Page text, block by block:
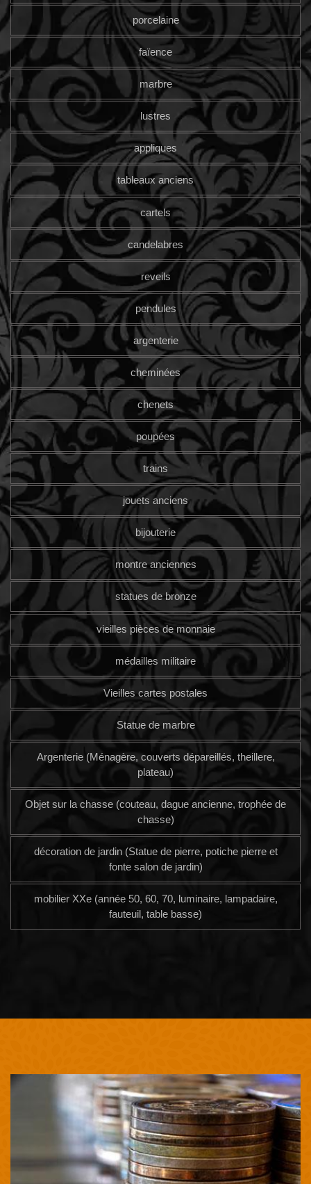
porcelaine
faïence
marbre
lustres
appliques
tableaux anciens
cartels
candelabres
reveils
pendules
argenterie
cheminées
chenets
poupées
trains
jouets anciens
bijouterie
montre anciennes
statues de bronze
vieilles pièces de monnaie
médailles militaire
Vieilles cartes postales
Statue de marbre
Argenterie (Ménagère, couverts dépareillés, theillere,
plateau)
Objet sur la chasse (couteau, dague ancienne, trophée de
chasse)
décoration de jardin (Statue de pierre, potiche pierre et
fonte salon de jardin)
mobilier XXe (année 50, 60, 70, luminaire, lampadaire,
fauteuil, table basse)